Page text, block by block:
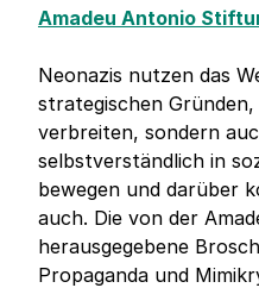
Amadeu Antonio
Neonazis nutzen das
strategischen
verbreiten, sondern
selbstverständlich in
bewegen und darüber
auch. Die von der
herausgegebene
Propaganda und